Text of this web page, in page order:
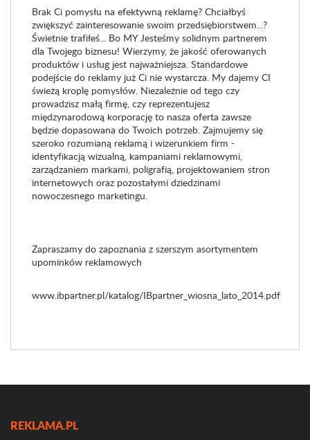
Brak Ci pomysłu na efektywną reklamę? Chciałbyś
zwiększyć zainteresowanie swoim przedsiębiorstwem...?
Świetnie trafiłeś... Bo MY Jesteśmy solidnym partnerem
dla Twojego biznesu! Wierzymy, że jakość oferowanych
produktów i usług jest najważniejsza. Standardowe
podejście do reklamy już Ci nie wystarcza. My dajemy CI
świeżą kroplę pomysłów. Niezależnie od tego czy
prowadzisz małą firmę, czy reprezentujesz
międzynarodową korporację to nasza oferta zawsze
będzie dopasowana do Twoich potrzeb. Zajmujemy się
szeroko rozumianą reklamą i wizerunkiem firm -
identyfikacją wizualną, kampaniami reklamowymi,
zarządzaniem markami, poligrafią, projektowaniem stron
internetowych oraz pozostałymi dziedzinami
nowoczesnego marketingu.
Zapraszamy do zapoznania z szerszym asortymentem
upominków reklamowych
www.ibpartner.pl/katalog/IBpartner_wiosna_lato_2014.pdf
REKLAMA.PL